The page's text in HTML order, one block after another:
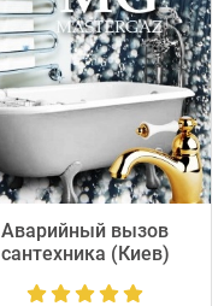
Аварийный вызов
сантехника (Киев)